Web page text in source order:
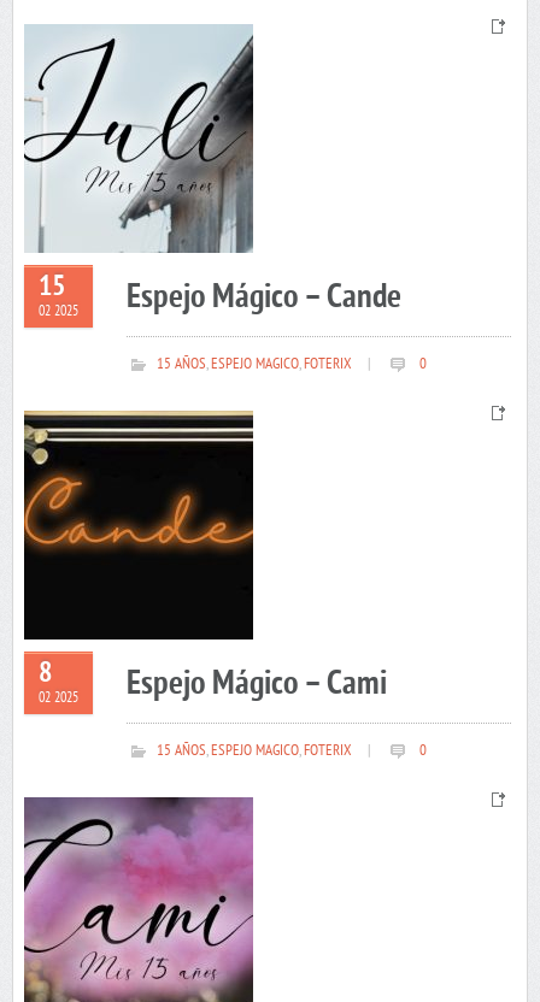
15
02 2025 Espejo Mágico – Cande
15 AÑOS,ESPEJO MAGICO,FOTERIX 0
8
02 2025 Espejo Mágico – Cami
15 AÑOS,ESPEJO MAGICO,FOTERIX 0